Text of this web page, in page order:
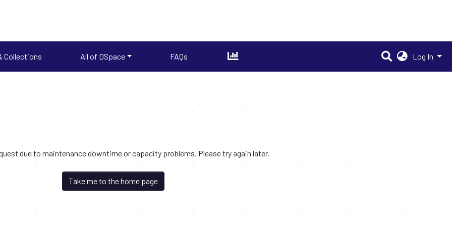
Collections All of DSpace FAQs Log In
due to maintenance downtime or capacity problems. Please try again later.
Take me to the home page